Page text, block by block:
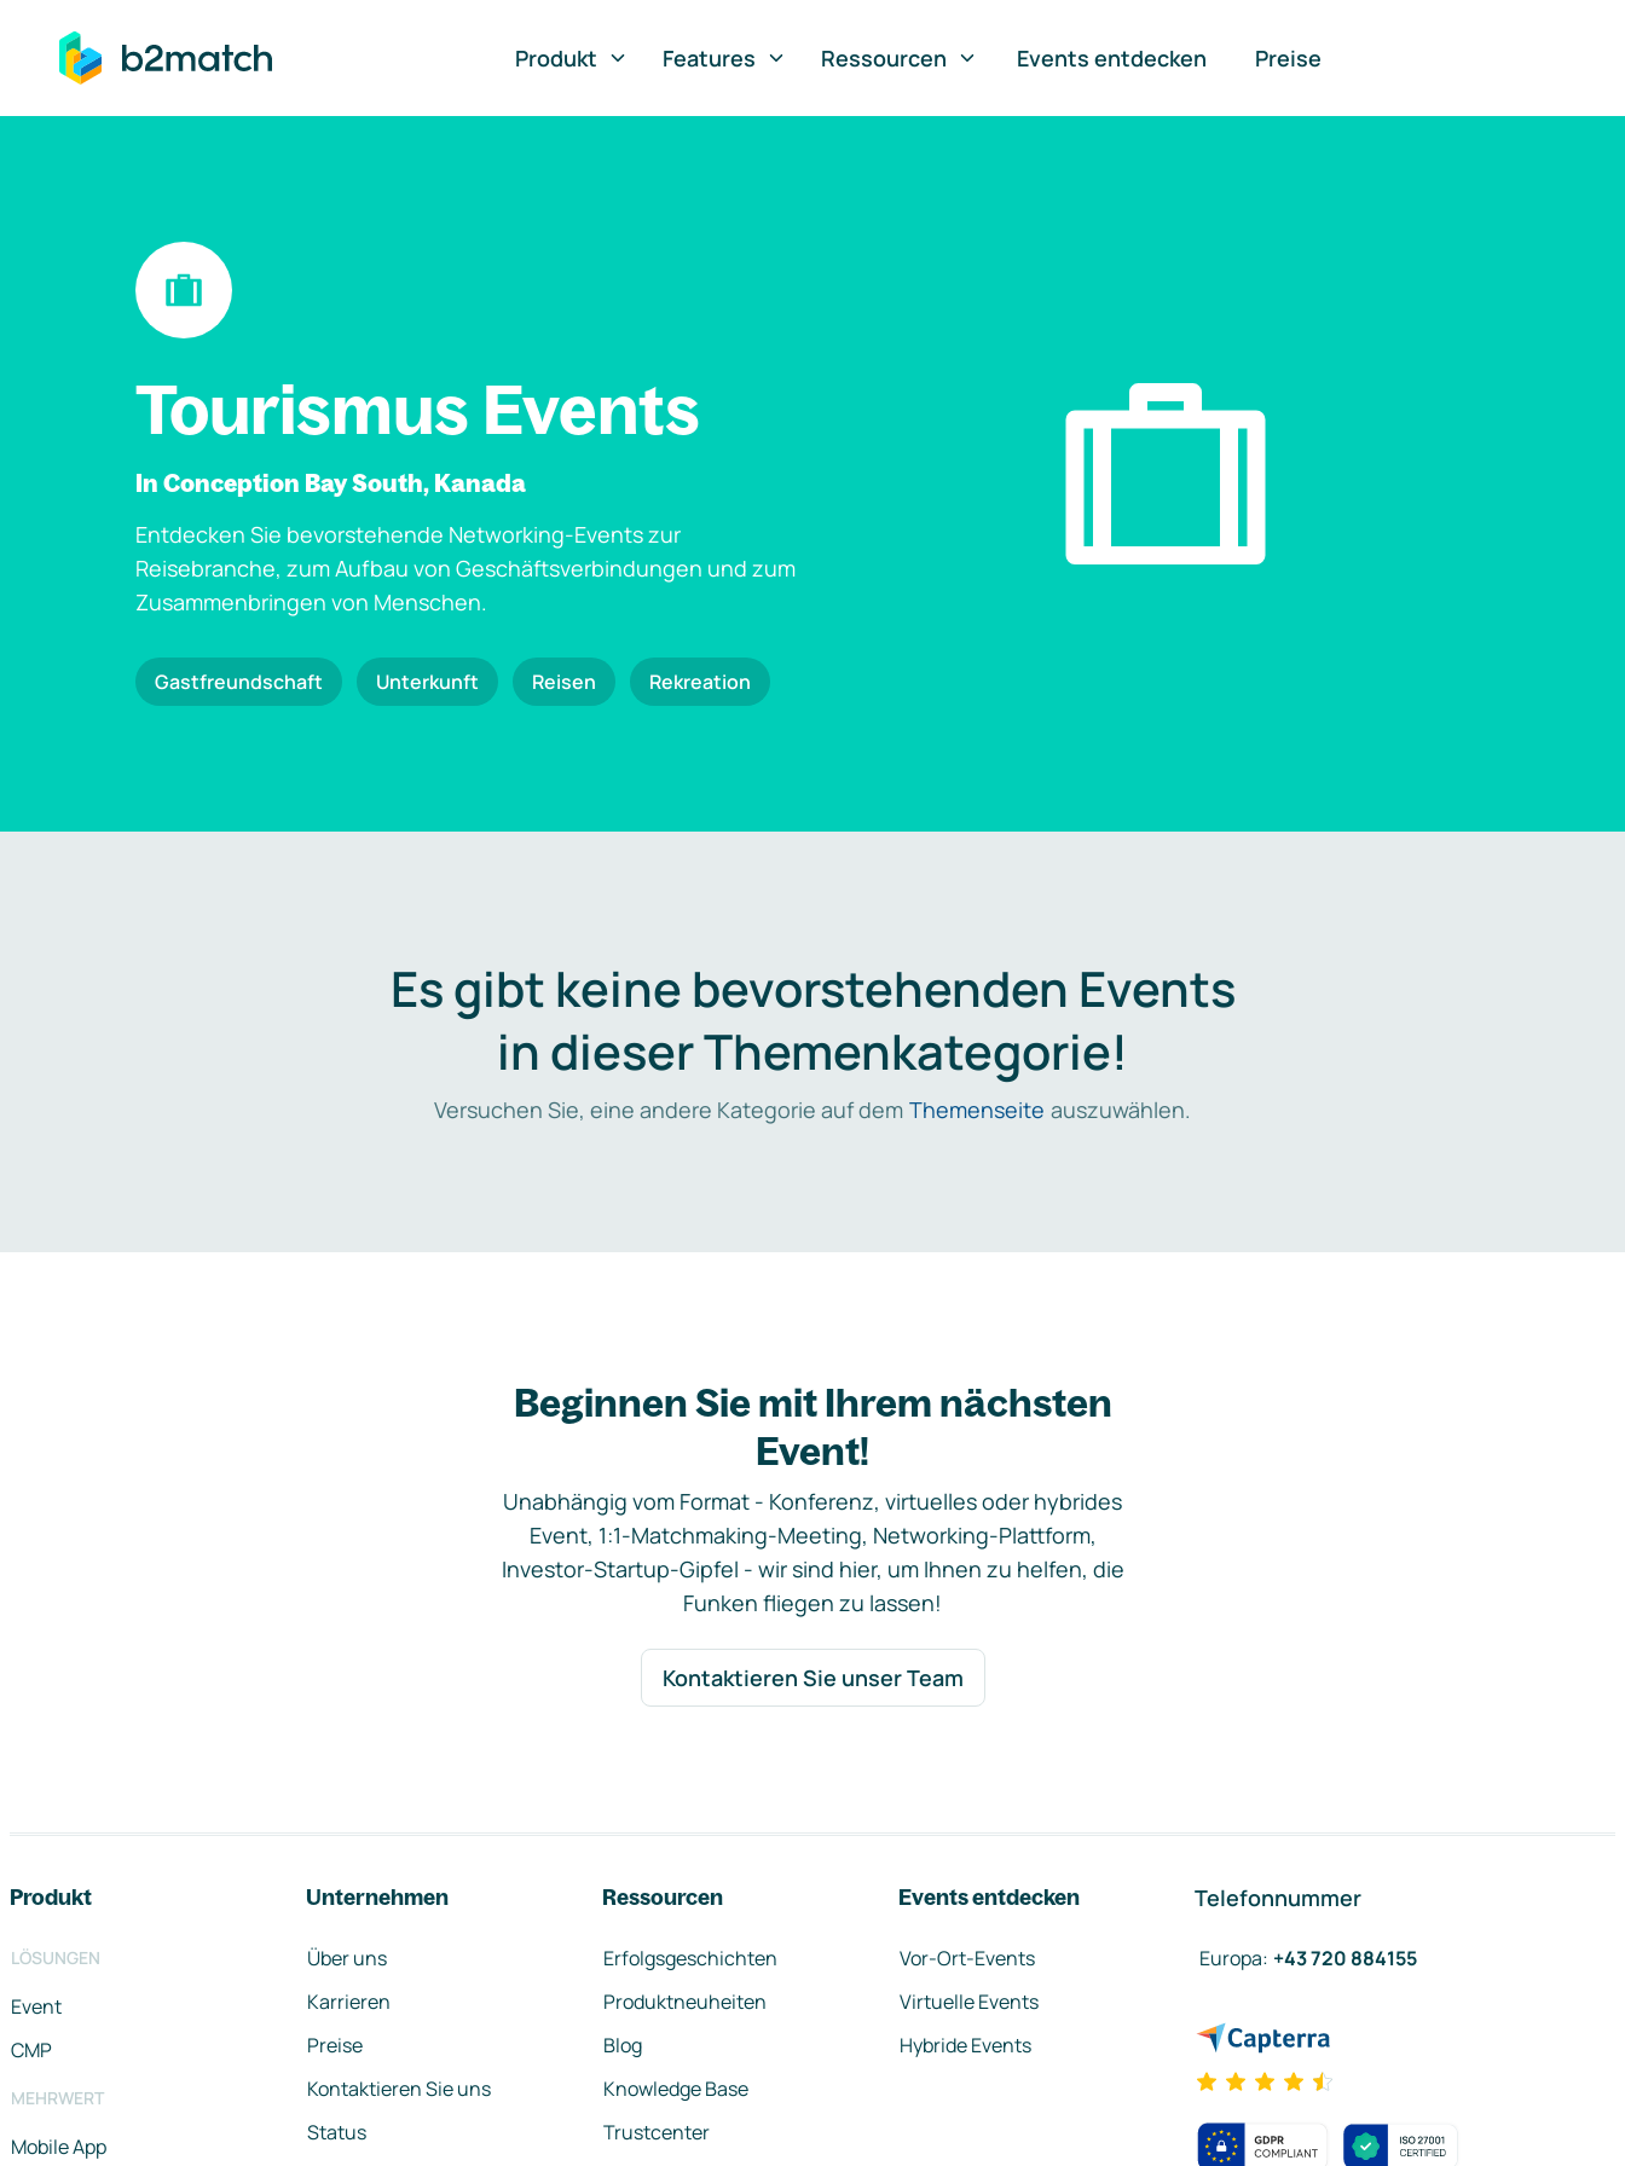
springen
Produkt
Features Ressourcen Events entdecken Preise
Tourismus Events
In Conception Bay South, Kanada
Entdecken Sie bevorstehende Networking-Events zur
Reisebranche, zum Aufbau von Geschäftsverbindungen und zum
Zusammenbringen von Menschen.
Gastfreundschaft Unterkunft Reisen Rekreation
Es gibt keine bevorstehenden Events
in dieser Themenkategorie!
Versuchen Sie, eine andere Kategorie auf dem Themenseite auszuwählen.
Beginnen Sie mit Ihrem nächsten
Event!
Unabhängig vom Format - Konferenz, virtuelles oder hybrides
Event, 1:1-Matchmaking-Meeting, Networking-Plattform,
Investor-Startup-Gipfel - wir sind hier, um Ihnen zu helfen, die
Funken fliegen zu lassen!
Kontaktieren Sie unser Team
Produkt
LÖSUNGEN
Event
CMP
MEHRWERT
Mobile App
Unternehmen
Über uns
Karrieren
Preise
Kontaktieren Sie uns
Status
Ressourcen
Erfolgsgeschichten
Produktneuheiten
Blog
Knowledge Base
Trustcenter
Events entdecken
Vor-Ort-Events
Virtuelle Events
Hybride Events
Telefonnummer
Europa: +43 720 884155